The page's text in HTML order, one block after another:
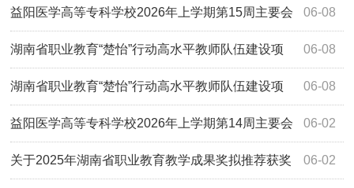
告 06-08
益阳医学高等专科学校2026年上学期第15周主要会
议活动安排 06-08
湖南省职业教育“楚怡”行动高水平教师队伍建设项
目负责人变更公示 06-08
湖南省职业教育“楚怡”行动高水平教师队伍建设项
目负责人变更公示 06-02
益阳医学高等专科学校2026年上学期第14周主要会
议活动安排 06-02
关于2025年湖南省职业教育教学成果奖拟推荐获奖